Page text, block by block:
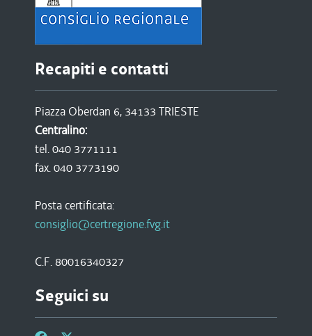
Recapiti e contatti
Piazza Oberdan 6, 34133 TRIESTE
Centralino:
tel. 040 3771111
fax. 040 3773190
Posta certificata:
consiglio@certregione.fvg.it
C.F. 80016340327
Seguici su